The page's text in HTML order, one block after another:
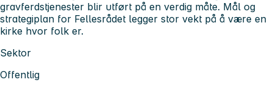
gravferdstjenester blir utført på en verdig måte. Mål og
strategiplan for Fellesrådet legger stor vekt på å være en
kirke hvor folk er.
Sektor
Offentlig